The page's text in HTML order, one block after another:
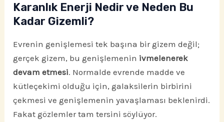
Karanlık Enerji Nedir ve Neden Bu
Kadar Gizemli?
Evrenin genişlemesi tek başına bir gizem değil;
gerçek gizem, bu genişlemenin ivmelenerek
devam etmesi. Normalde evrende madde ve
kütleçekimi olduğu için, galaksilerin birbirini
çekmesi ve genişlemenin yavaşlaması beklenirdi.
Fakat gözlemler tam tersini söylüyor.